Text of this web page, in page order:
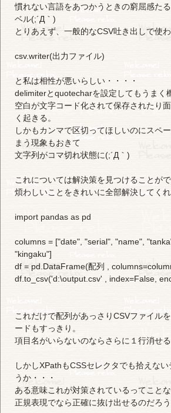
慣れない言語をあつかうときの窮屈感た
ベル(;´Д｀)
とりあえず、一般的なCSV吐き出しで使
csv.writer(出力ファイル)
と私は相性が悪いらしい・・・・
delimiterとquotecharを設定してもうまく
空白が文字コード化されて保存されたり
く起きる。
しかもカンマで区切ってほしいのにスペ
まう現象もおきて
文字列がコマ切れ状態に(;´Д｀)
これについては解決策を見つけることがで
煩わしいことをきれいに全部解決してく
import pandas as pd
columns = ["date", "serial", "name",
"kingaku"]
df = pd.DataFrame(配列 ,
df.to_csv('d:\output.csv' , index=False,
これだけで配列があっさりCSVファイル
ードもすっきり。
項目名がいらないのならさらに１行消せ
しかしXPathもCSSセレクタでも拾えな
うか・・・
ある意味これが対策されているってことな
正規表現でなら正確に抜け出せるのだろう